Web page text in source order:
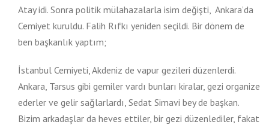
Atay idi. Sonra politik mülahazalarla isim değişti, Ankara’da
Cemiyet kuruldu. Falih Rıfkı yeniden seçildi. Bir dönem de
ben başkanlık yaptım;
İstanbul Cemiyeti, Akdeniz de vapur gezileri düzenlerdi.
Ankara, Tarsus gibi gemiler vardı bunları kiralar, gezi organize
ederler ve gelir sağlarlardı, Sedat Simavi bey de başkan.
Bizim arkadaşlar da heves ettiler, bir gezi düzenlediler, fakat